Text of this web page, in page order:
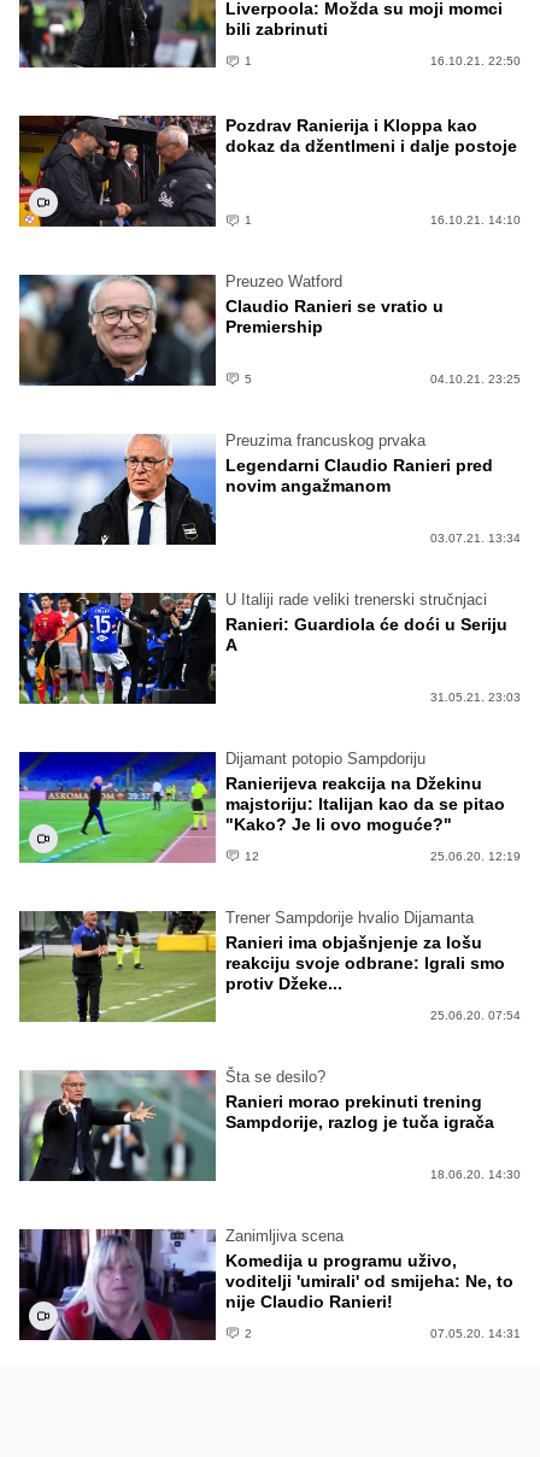
Liverpoola: Možda su moji momci
bili zabrinuti
1 16.10.21. 22:50
Pozdrav Ranierija i Kloppa kao
dokaz da džentlmeni i dalje postoje
1 16.10.21. 14:10
Preuzeo Watford
Claudio Ranieri se vratio u
Premiership
5 04.10.21. 23:25
Preuzima francuskog prvaka
Legendarni Claudio Ranieri pred
novim angažmanom
03.07.21. 13:34
U Italiji rade veliki trenerski stručnjaci
Ranieri: Guardiola će doći u Seriju
A
31.05.21. 23:03
Dijamant potopio Sampdoriju
Ranierijeva reakcija na Džekinu
majstoriju: Italijan kao da se pitao
"Kako? Je li ovo moguće?"
12 25.06.20. 12:19
Trener Sampdorije hvalio Dijamanta
Ranieri ima objašnjenje za lošu
reakciju svoje odbrane: Igrali smo
protiv Džeke...
25.06.20. 07:54
Šta se desilo?
Ranieri morao prekinuti trening
Sampdorije, razlog je tuča igrača
18.06.20. 14:30
Zanimljiva scena
Komedija u programu uživo,
voditelji 'umirali' od smijeha: Ne, to
nije Claudio Ranieri!
2 07.05.20. 14:31